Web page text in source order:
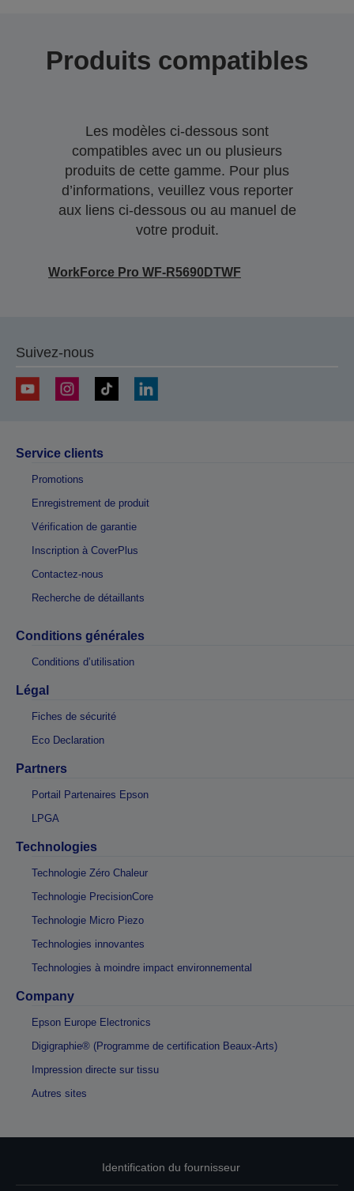
Produits compatibles
Les modèles ci-dessous sont
compatibles avec un ou plusieurs
produits de cette gamme. Pour plus
d’informations, veuillez vous reporter
aux liens ci-dessous ou au manuel de
votre produit.
WorkForce Pro WF-R5690DTWF
Suivez-nous
Service clients
Promotions
Enregistrement de produit
Vérification de garantie
Inscription à CoverPlus
Contactez-nous
Recherche de détaillants
Conditions générales
Conditions d’utilisation
Légal
Fiches de sécurité
Eco Declaration
Partners
Portail Partenaires Epson
LPGA
Technologies
Technologie Zéro Chaleur
Technologie PrecisionCore
Technologie Micro Piezo
Technologies innovantes
Technologies à moindre impact environnemental
Company
Epson Europe Electronics
Digigraphie® (Programme de certification Beaux-Arts)
Impression directe sur tissu
Autres sites
Identification du fournisseur